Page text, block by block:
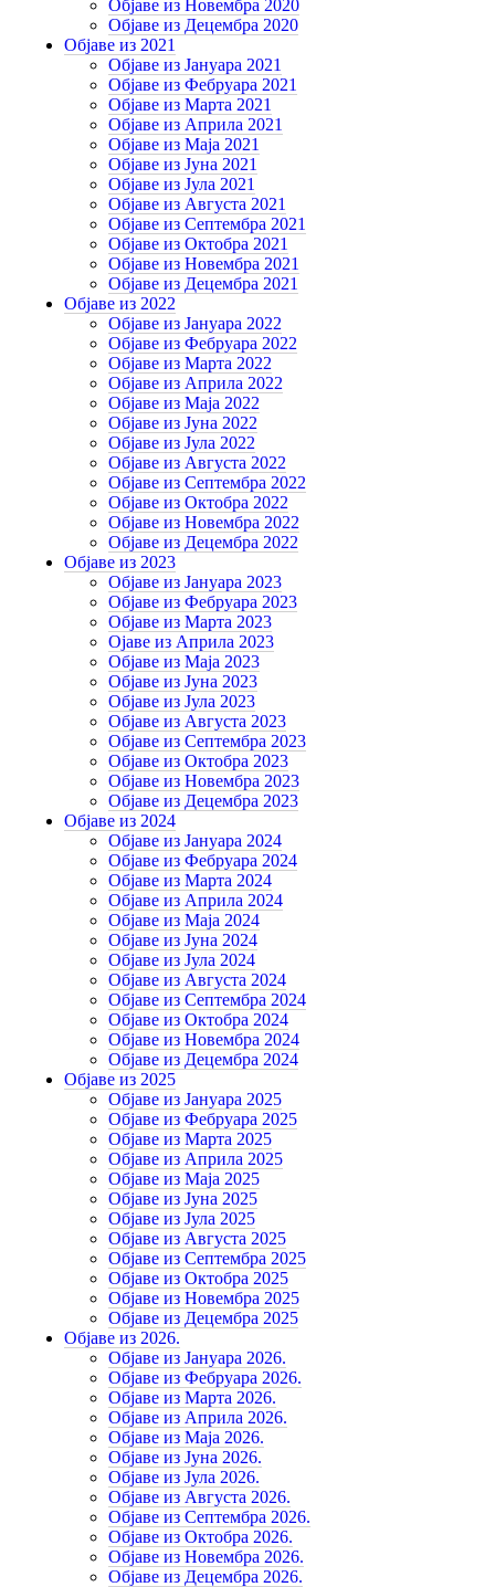
Објаве из Новембра 2020
Објаве из Децембра 2020
Објаве из 2021
Објаве из Јануара 2021
Објаве из Фебруара 2021
Објаве из Марта 2021
Објаве из Априла 2021
Објаве из Маја 2021
Објаве из Јуна 2021
Објаве из Јула 2021
Објаве из Августа 2021
Објаве из Септембра 2021
Објаве из Октобра 2021
Објаве из Новембра 2021
Објаве из Децембра 2021
Објаве из 2022
Објаве из Јануара 2022
Објаве из Фебруара 2022
Објаве из Марта 2022
Објаве из Априла 2022
Објаве из Маја 2022
Објаве из Јуна 2022
Објаве из Јула 2022
Објаве из Августа 2022
Објаве из Септембра 2022
Објаве из Октобра 2022
Објаве из Новембра 2022
Објаве из Децембра 2022
Објаве из 2023
Објаве из Јануара 2023
Објаве из Фебруара 2023
Објаве из Марта 2023
Ојаве из Априла 2023
Објаве из Маја 2023
Објаве из Јуна 2023
Објаве из Јула 2023
Објаве из Августа 2023
Објаве из Септембра 2023
Објаве из Октобра 2023
Објаве из Новембра 2023
Објаве из Децембра 2023
Објаве из 2024
Објаве из Јануара 2024
Објаве из Фебруара 2024
Објаве из Марта 2024
Објаве из Априла 2024
Објаве из Маја 2024
Објаве из Јуна 2024
Објаве из Јула 2024
Објаве из Августа 2024
Објаве из Септембра 2024
Објаве из Октобра 2024
Објаве из Новембра 2024
Објаве из Децембра 2024
Објаве из 2025
Објаве из Јануара 2025
Објаве из Фебруара 2025
Објаве из Марта 2025
Објаве из Априла 2025
Објаве из Маја 2025
Објаве из Јуна 2025
Објаве из Јула 2025
Објаве из Августа 2025
Објаве из Септембра 2025
Објаве из Октобра 2025
Објаве из Новембра 2025
Објаве из Децембра 2025
Објаве из 2026.
Објаве из Јануара 2026.
Објаве из Фебруара 2026.
Објаве из Марта 2026.
Објаве из Априла 2026.
Објаве из Маја 2026.
Објаве из Јуна 2026.
Објаве из Јула 2026.
Објаве из Августа 2026.
Објаве из Септембра 2026.
Објаве из Октобра 2026.
Објаве из Новембра 2026.
Објаве из Децембра 2026.